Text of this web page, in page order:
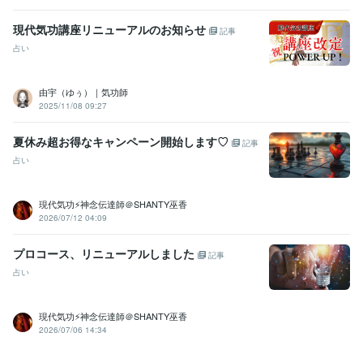
現代気功講座リニューアルのお知らせ
記事
占い
由宇（ゆぅ）｜気功師
2025/11/08 09:27
夏休み超お得なキャンペーン開始します♡
記事
占い
現代気功⚡神念伝達師＠SHANTY巫香
2026/07/12 04:09
プロコース、リニューアルしました
記事
占い
現代気功⚡神念伝達師＠SHANTY巫香
2026/07/06 14:34